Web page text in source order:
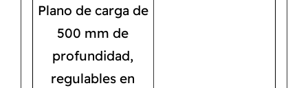
Plano de carga de
500 mm de
profundidad,
regulables en